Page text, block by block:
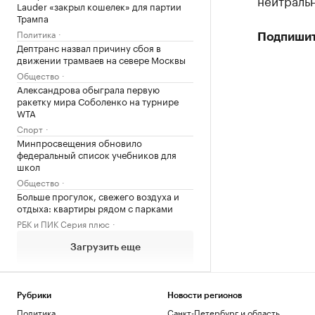
Lauder «закрыл кошелек» для партии
Трампа
Политика
Дептранс назвал причину сбоя в
движении трамваев на севере Москвы
Общество
Александрова обыграла первую
ракетку мира Соболенко на турнире
WTA
Спорт
Минпросвещения обновило
федеральный список учебников для
школ
Общество
Больше прогулок, свежего воздуха и
отдыха: квартиры рядом с парками
РБК и ПИК Серия плюс
Загрузить еще
Рубрики
Политика
Новости регионов
Санкт-Петербург и область